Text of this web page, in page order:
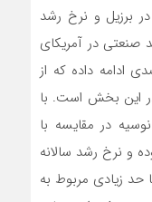
برزیل و نرخ رشد
صنعتی در آمریکای
رشد خود را با نرخ 5/ 4درصدی ادامه داده که از
در این بخش است. با
در مقایسه با
بوده و نرخ رشد سالانه
حد زیادی مربوط به